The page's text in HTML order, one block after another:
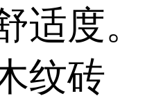
适度。
纹砖